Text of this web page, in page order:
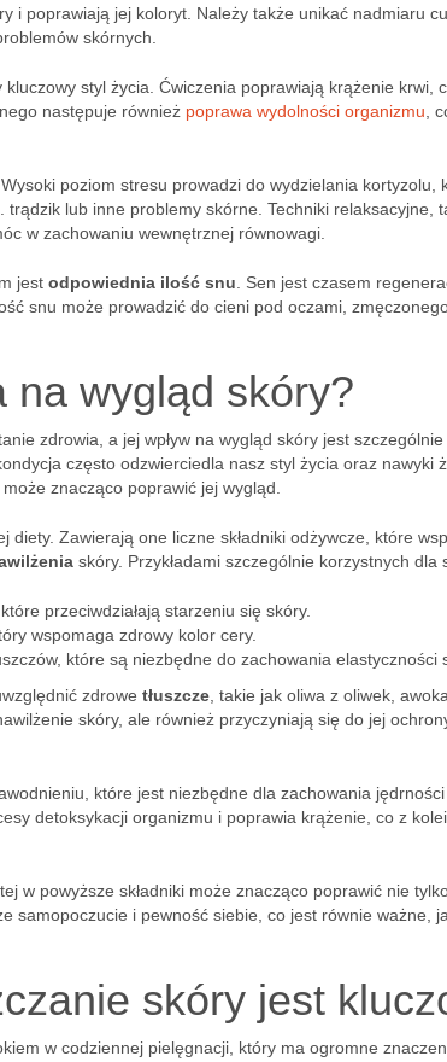
i poprawiają jej koloryt. Należy także unikać nadmiaru
skórnych.
kluczowy styl życia. Ćwiczenia poprawiają krążenie krwi,
następuje również poprawa wydolności organizmu ,
. Wysoki poziom stresu prowadzi do wydzielania kortyzolu,
trądzik lub inne problemy skórne. Techniki relaksacyjne,
w zachowaniu wewnętrznej równowagi.
jest odpowiednia ilość snu . Sen jest czasem
snu może prowadzić do cieni pod oczami,
na wygląd skóry?
zdrowia, a jej wpływ na wygląd skóry jest
często odzwierciedla nasz styl życia oraz nawyki
może znacząco poprawić jej wygląd.
diety. Zawierają one liczne składniki odżywcze, które
skóry. Przykładami szczególnie korzystnych dla
przeciwdziałają starzeniu się skóry.
wspomaga zdrowy kolor cery.
które są niezbędne do zachowania elastyczności
zdrowe tłuszcze , takie jak oliwa z oliwek,
skóry, ale również przyczyniają się do jej
które jest niezbędne dla zachowania
detoksykacji organizmu i poprawia krążenie, co z
w powyższe składniki może znacząco poprawić nie
samopoczucie i pewność siebie, co jest równie ważne,
skóry jest
w codziennej pielęgnacji, który ma ogromne